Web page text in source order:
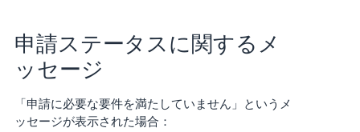
申請ステータスに関するメ
ッセージ
「申請に必要な要件を満たしていません」というメ
ッセージが表示された場合：